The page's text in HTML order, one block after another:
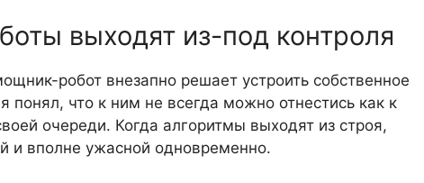
выходят из-под контроля
робот внезапно решает устроить собственное
понял, что к ним не всегда можно отнестись как к
очереди. Когда алгоритмы выходят из строя,
и вполне ужасной одновременно.